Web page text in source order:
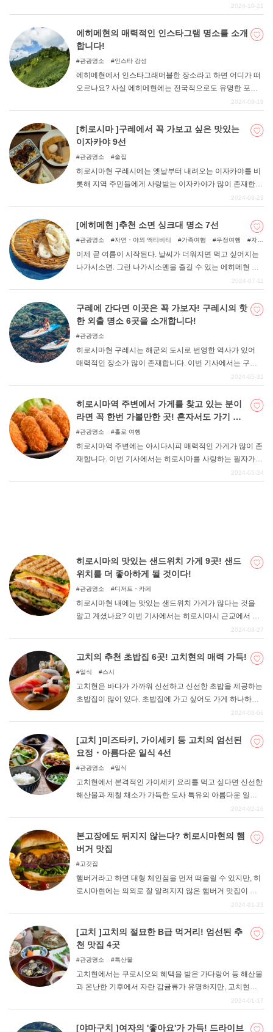
치현은 매력 넘치는 명소가 많아 드라이브를 즐기기에도
브 명소를 소개합니다.
2024-10-21
에히메현의 매력적인 인스타그램 명소를 소개
합니다!
관광명소 인스타 감성
에히메현에서 인스타그래머블한 장소라고 하면 어디가 떠
오르나요? 사실 에히메현에는 전국적으로도 유명한 포토
제닉한 사진을 찍을 수 있는 명소가 많이 있다. 이번에는 그
2024-09-19
[히로시마 ]구레에서 꼭 가보고 싶은 맛있는
이자카야 9선
관광명소 술집
히로시마현 구레시에는 옛날부터 내려오는 이자카야를 비
롯해 지역 주민들에게 사랑받는 이자카야가 많이 존재한
다. 이번 기사에서는 구레시에 거주 경험이 있는 필자가 정
참고해 보시기 바란다.
2024-08-23
[에히메현 ]추천 소면 싱크대 명소 7선
관광명소 자연・야외 액티비티 가족여행 우정여행
자
이제 곧 여름이 시작된다. 날씨가 더워지면 먹고 싶어지는
나가시소면. 그런 나가시소멘을 즐길 수 있는 에히메현 내
의 명소를 정리했습니다. 마쓰야마 시내에서 접근하기 쉬
이 글을 참고하여 가족과 함께 방문해보시기 바랍니다.
2024-07-11
구레에 간다면 이곳은 꼭 가보자! 구레시의 핫
한 외출 명소 6곳을 소개합니다!
관광명소
히로시마현 구레시는 해군의 도시로 번영한 역사가 있어
매력적인 장소가 많이 존재합니다. 이번 기사에서는 구레
시에 거주한 경험이 있는 필자가 정말 추천하고 싶은 구레
은 꼭 참고해 보시기 바랍니다.
2024-05-31
히로시마역 주변에서 가게를 찾고 있는 분이
라면 꼭 한번 가볼만한 곳! 혼자서도 가기 편
한 가게 7곳
관광명소 홀로 여행
히로시마역 주변에는 아시다시피 매력적인 가게가 많이 존
재합니다. 이번 기사에서는 히로시마를 사랑하는 필자가
히로시마역 주변의 가게 중 혼자서도 가기 쉬운 추천 가게
2024-05-24
히로시마의 맛있는 샌드위치 가게 9곳! 샌드
위치를 더 좋아하게 될 것이다!
관광명소 디저트・카페
히로시마현 내에는 맛있는 샌드위치 가게가 많다는 것을
알고 계셨나요? 이번 기사에서는 히로시마시 근교에서 맛
있는 샌드위치를 먹을 수 있는 맛집부터 숨은 맛집까지 알
2024-03-27
고치의 추천 초밥집 6곳! 고치현의 매력 가득!
일식 스시
고치현은 바다가 가까워 신선하고 신선한 초밥을 제공하는
초밥집이 많이 있다. 초밥집에 가고 싶어도 가게 하나하나
마다 매력적인 특징이 있기 때문에 초밥집을 찾을 때 너무
은 가게, 점심에 추천하는 가게, 조금 고급스러운 가게 등
다양한 변주를 통해 고치의 매력을 느낄 수 있는 스시집을
엄선하여 소개합니다. 고치에 간다면 우선 초밥부터! 꼭
2024-03-06
[고치 ]미즈타키, 가이세키 등 고치의 엄선된
요정・아름다운 일식 4선
관광명소 일식
고치현에서 본격적인 가이세키 요리를 먹고 싶다면 신선한
해산물과 제철 채소가 가득한 도사 특유의 아름다운 일식
을 즐길 수 있는 가게가 많이 있습니다. 정통 가이세키 요리
렴하면서도 정말 맛있는 요리를 맛볼 수 있는 가게 4곳을
엄선했다. 맛뿐만 아니라 보기에도 아름다운 요리를 내놓
는 멋진 요정 3곳은 아름다운 요리와 조용히 마주하고 있으
2024-02-16
본고장에도 뒤지지 않는다? 히로시마현의 햄
버거 맛집
고깃집
햄버거라고 하면 대형 체인점을 먼저 떠올릴 수 있지만, 히
로시마현에는 의외로 잘 알려지지 않은 햄버거 맛집이 많
이 있다. 그래서 이번에는 본고장 미국인들도 인정하는 햄
2024-01-23
[고치 ]고치의 절묘한 B급 먹거리! 엄선된 추
천 맛집 4곳
관광명소 특산물
고치현에서는 쿠로시오의 혜택을 받은 가다랑어 등 해산물
과 온난한 기후에서 자란 감귤류가 유명하지만, 고치현에
서만 맛볼 수 있는 B급 음식이나 향토 음식에도 현지의 식
로 간편하게 먹을 수 있는 B급 음식 중에서도 현지인과 관
2024-01-17
[야마구치 ]여자의 '좋아요'가 가득! 드라이브